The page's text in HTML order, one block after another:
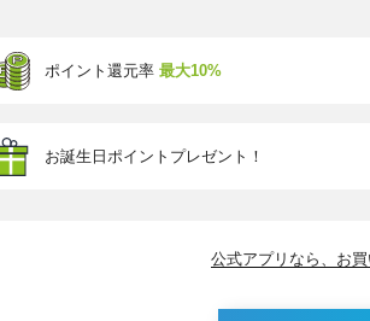
ポイント還元率 最大10%
お誕生日ポイントプレゼント！
公式アプリなら、お